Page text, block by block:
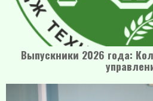
Выпускники 2026 года: